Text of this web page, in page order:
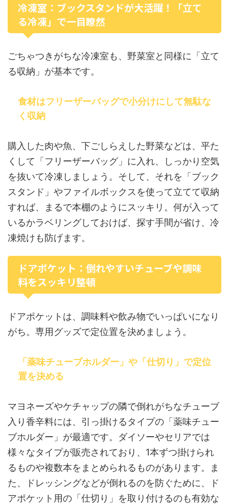
冷凍室：ブックスタンドが大活躍！「立て
る冷凍」で一目瞭然
ごちゃつきがちな冷凍室も、野菜室と同様に「立て
る収納」が基本です。
食材はフリーザーバッグで小分けにして無駄な
く収納
購入した肉や魚、下ごしらえした野菜などは、平た
くして「フリーザーバッグ」に入れ、しっかり空気
を抜いて冷凍しましょう。そして、それを「ブック
スタンド」やファイルボックスを使って立てて収納
すれば、まるで本棚のようにスッキリ。何が入って
いるかラベリングしておけば、探す手間が省け、冷
凍焼けも防げます。
ドアポケット：倒れやすいチューブや調味
料をスッキリ整頓
ドアポケットは、調味料や飲み物でいっぱいになり
がち。専用グッズで定位置を決めましょう。
「薬味チューブホルダー」や「仕切り」で定位
置を決める
マヨネーズやケチャップの隣で倒れがちなチューブ
入り香辛料には、引っ掛けるタイプの「薬味チュー
ブホルダー」が最適です。ダイソーやセリアでは
様々なタイプが販売されており、1本ずつ掛けられ
るものや複数本をまとめられるものがあります。ま
た、ドレッシングなどが倒れるのを防ぐために、ド
アポケット用の「仕切り」を取り付けるのも有効な